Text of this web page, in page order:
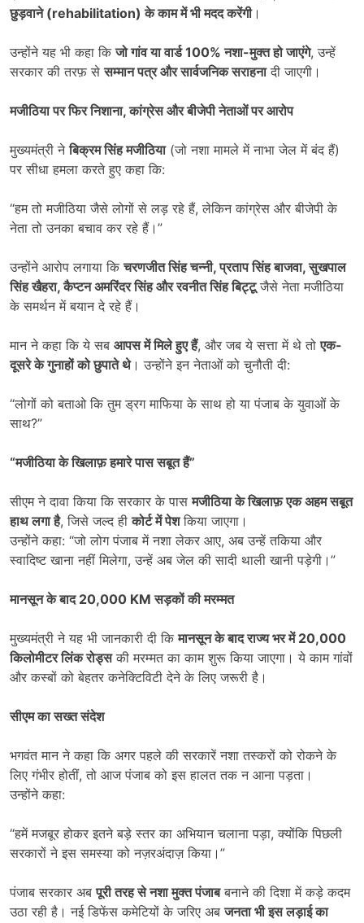
छुड़वाने (rehabilitation)के काम में भी मदद करेंगी।
उन्होंने यह भी कहा किजो गांव या वार्ड100%नशा-मुक्त हो जाएंगे, उन्हें
सरकार की तरफ़ सेसम्मान पत्र और सार्वजनिक सराहनादी जाएगी।
मजीठिया पर फिर निशाना,कांग्रेस और बीजेपी नेताओं पर आरोप
मुख्यमंत्री नेबिक्रम सिंह मजीठिया(जो नशा मामले में नाभा जेल में बंद हैं)
पर सीधा हमला करते हुए कहा कि:
“हम तो मजीठिया जैसे लोगों से लड़ रहे हैं, लेकिन कांग्रेस और बीजेपी के
नेता तो उनका बचाव कर रहे हैं।”
उन्होंने आरोप लगाया किचरणजीत सिंह चन्नी,प्रताप सिंह बाजवा,सुखपाल
सिंह खैहरा,कैप्टन अमरिंदर सिंह और रवनीत सिंह बिट्टूजैसे नेता मजीठिया
के समर्थन में बयान दे रहे हैं।
मान ने कहा कि ये सब आपस में मिले हुए हैं, और जब ये सत्ता में थे तोएक-
दूसरे के गुनाहों को छुपाते थे। उन्होंने इन नेताओं को चुनौती दी:
“लोगों को बताओ कि तुम ड्रग माफिया के साथ हो या पंजाब के युवाओं के
साथ?”
“मजीठिया के खिलाफ़ हमारे पास सबूत हैं”
सीएम ने दावा किया कि सरकार के पासमजीठिया के खिलाफ़ एक अहम सबूत
हाथ लगा है, जिसे जल्द हीकोर्ट में पेशकिया जाएगा।
उन्होंने कहा: “जो लोग पंजाब में नशा लेकर आए, अब उन्हें तकिया और
स्वादिष्ट खाना नहीं मिलेगा, उन्हें अब जेल की सादी थाली खानी पड़ेगी।”
मानसून के बाद 20,000 KMसड़कों की मरम्मत
मुख्यमंत्री ने यह भी जानकारी दी किमानसून के बाद राज्य भर में 20,000
किलोमीटर लिंक रोड्सकी मरम्मत का काम शुरू किया जाएगा। ये काम गांवों
और कस्बों को बेहतर कनेक्टिविटी देने के लिए जरूरी है।
सीएम का सख्त संदेश
भगवंत मान ने कहा कि अगर पहले की सरकारें नशा तस्करों को रोकने के
लिए गंभीर होतीं, तो आज पंजाब को इस हालत तक न आना पड़ता।
उन्होंने कहा:
“हमें मजबूर होकर इतने बड़े स्तर का अभियान चलाना पड़ा, क्योंकि पिछली
सरकारों ने इस समस्या को नज़रअंदाज़ किया।”
पंजाब सरकार अबपूरी तरह से नशा मुक्त पंजाबबनाने की दिशा में कड़े कदम
उठा रही है। नई डिफेंस कमेटियों के जरिए अबजनता भी इस लड़ाई का